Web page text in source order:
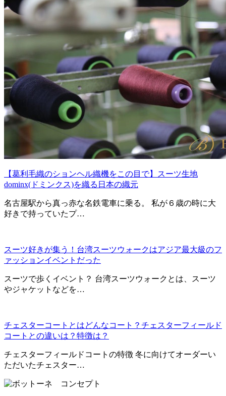
【葛利毛織のションヘル織機をこの目で】スーツ生地
dominx(ドミンクス)を織る日本の織元
名古屋駅から真っ赤な名鉄電車に乗る。 私が６歳の時に大
好きで持っていたプ…
スーツ好きが集う！台湾スーツウォークはアジア最大級のフ
ァッションイベントだった
スーツで歩くイベント？ 台湾スーツウォークとは、スーツ
やジャケットなどを…
チェスターコートとはどんなコート？チェスターフィールド
コートとの違いは？特徴は？
チェスターフィールドコートの特徴 冬に向けてオーダーい
ただいたチェスター…